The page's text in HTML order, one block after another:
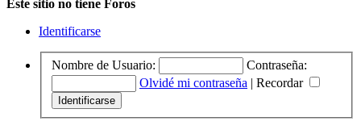
Este sitio no tiene Foros
Identificarse
Nombre de Usuario:
Contraseña:
Olvidé mi contraseña | Recordar